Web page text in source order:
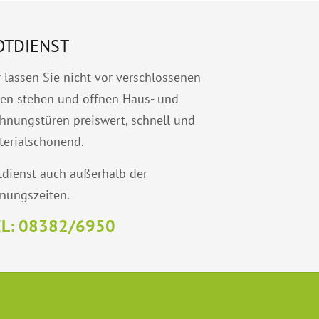
lassen Sie nicht vor verschlossenen
stehen und öffnen Haus- und
preiswert, schnell und
auch außerhalb der
08382/6950